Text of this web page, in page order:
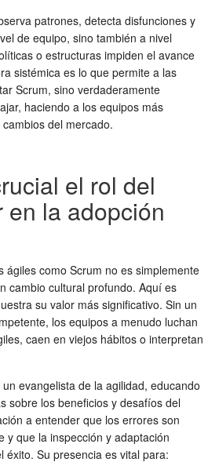
patrones, detecta disfunciones y
de equipo, sino también a nivel
o estructuras impiden el avance
sistémica es lo que permite a las
Scrum, sino verdaderamente
haciendo a los equipos más
del mercado.
el rol del
en la adopción
ágiles como Scrum no es simplemente
cambio cultural profundo. Aquí es
su valor más significativo. Sin un
los equipos a menudo luchan
caen en viejos hábitos o interpretan
evangelista de la agilidad, educando
sobre los beneficios y desafíos del
a entender que los errores son
y que la inspección y adaptación
éxito. Su presencia es vital para: